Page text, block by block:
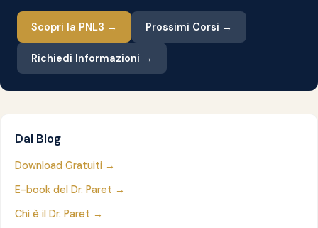
Scopri la PNL3 → Prossimi Corsi →
Richiedi Informazioni →
Dal Blog
Download Gratuiti →
E-book del Dr. Paret →
Chi è il Dr. Paret →